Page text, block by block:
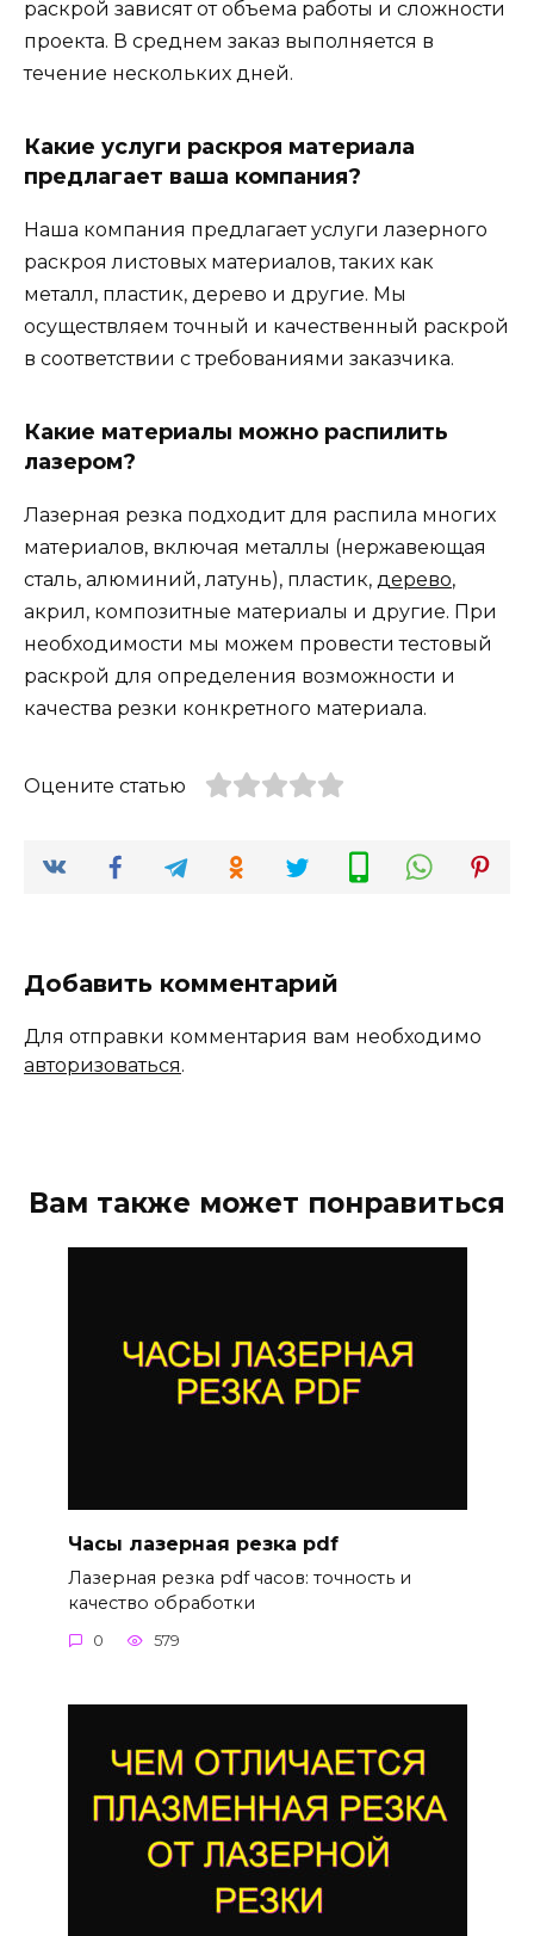
раскрой зависят от объема работы и сложности
проекта. В среднем заказ выполняется в
течение нескольких дней.
Какие услуги раскроя материала
предлагает ваша компания?
Наша компания предлагает услуги лазерного
раскроя листовых материалов, таких как
металл, пластик, дерево и другие. Мы
осуществляем точный и качественный раскрой
в соответствии с требованиями заказчика.
Какие материалы можно распилить
лазером?
Лазерная резка подходит для распила многих
материалов, включая металлы (нержавеющая
сталь, алюминий, латунь), пластик, дерево,
акрил, композитные материалы и другие. При
необходимости мы можем провести тестовый
раскрой для определения возможности и
качества резки конкретного материала.
Оцените статью
Добавить комментарий
Для отправки комментария вам необходимо
авторизоваться.
Вам также может понравиться
Часы лазерная резка pdf
Лазерная резка pdf часов: точность и
качество обработки
0 579